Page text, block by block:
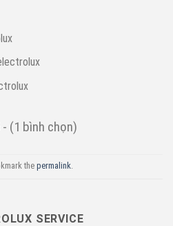
(1 bình chọn)
the permalink.
SERVICE